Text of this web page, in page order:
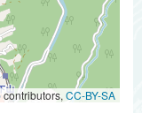
contributors, CC-BY-SA